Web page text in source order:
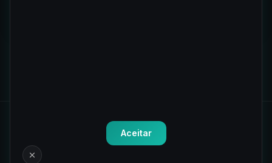
Todos os direitos reservados. Política de Privacidade
de Uso
Aceitar